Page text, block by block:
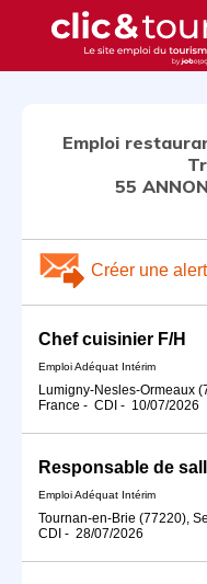
Emploi
55
Créer une
Chef cuisinier F/H
Emploi Adéquat Intérim
Lumigny-Nesles-Ormeaux
France - CDI - 10/07/2026
Responsable de
Emploi Adéquat Intérim
Tournan-en-Brie (77220),
CDI - 28/07/2026